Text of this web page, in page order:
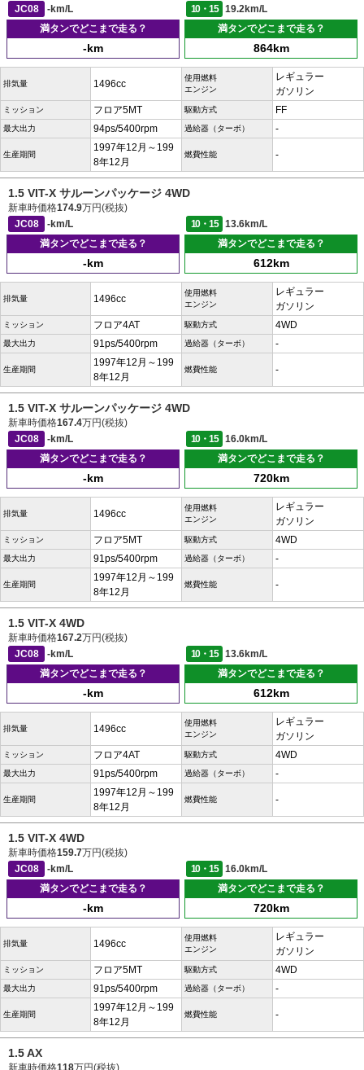
JC08
-km/L 10・15
19.2km/L
満タンでどこまで走る？
-km
満タンでどこまで走る？
864km
排気量 1496cc
使用燃料
エンジン
レギュラー
ガソリン
ミッション フロア5MT 駆動方式 FF
最大出力 94ps/5400rpm 過給器（ターボ） -
生産期間
1997年12月～199
8年12月
燃費性能 -
1.5 VIT-X サルーンパッケージ 4WD
新車時価格174.9万円(税抜)
JC08
-km/L 10・15
13.6km/L
満タンでどこまで走る？
-km
満タンでどこまで走る？
612km
排気量 1496cc
使用燃料
エンジン
レギュラー
ガソリン
ミッション フロア4AT 駆動方式 4WD
最大出力 91ps/5400rpm 過給器（ターボ） -
生産期間
1997年12月～199
8年12月
燃費性能 -
1.5 VIT-X サルーンパッケージ 4WD
新車時価格167.4万円(税抜)
JC08
-km/L 10・15
16.0km/L
満タンでどこまで走る？
-km
満タンでどこまで走る？
720km
排気量 1496cc
使用燃料
エンジン
レギュラー
ガソリン
ミッション フロア5MT 駆動方式 4WD
最大出力 91ps/5400rpm 過給器（ターボ） -
生産期間
1997年12月～199
8年12月
燃費性能 -
1.5 VIT-X 4WD
新車時価格167.2万円(税抜)
JC08
-km/L 10・15
13.6km/L
満タンでどこまで走る？
-km
満タンでどこまで走る？
612km
排気量 1496cc
使用燃料
エンジン
レギュラー
ガソリン
ミッション フロア4AT 駆動方式 4WD
最大出力 91ps/5400rpm 過給器（ターボ） -
生産期間
1997年12月～199
8年12月
燃費性能 -
1.5 VIT-X 4WD
新車時価格159.7万円(税抜)
JC08
-km/L 10・15
16.0km/L
満タンでどこまで走る？
-km
満タンでどこまで走る？
720km
排気量 1496cc
使用燃料
エンジン
レギュラー
ガソリン
ミッション フロア5MT 駆動方式 4WD
最大出力 91ps/5400rpm 過給器（ターボ） -
生産期間
1997年12月～199
8年12月
燃費性能 -
1.5 AX